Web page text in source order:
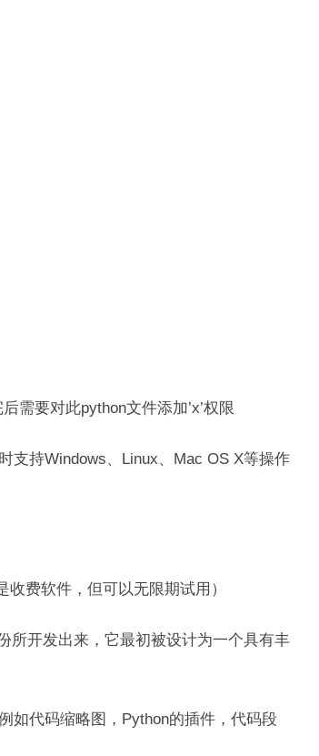
需要对此python文件添加’x’权限
支持Windows、Linux、Mac OS X等操作
费软件，但可以无限期试用）
所开发出来，它最初被设计为一个具有丰
如代码缩略图，Python的插件，代码段